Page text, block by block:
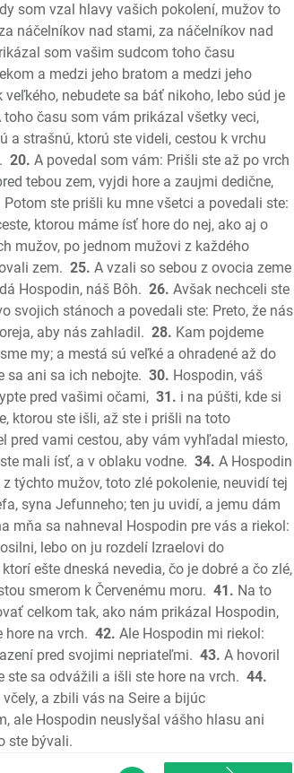
Plač Jeremiášov
Ezechiel
Daniel
Ozeáš
Joel
Amos
Obadiáš
Jonáš
Micheáš
Nahum
Abakuk
Sofoniáš
Aggeus
Zachariáš
Malachiáš
Nový zákon
Ev. Matúša
Ev. Marka
Ev. Lukáša
Ev. Jána
Skutky apoštolov
List Rimanom
1. List Korintským
2. List Korintským
Galatským
Efezským
Filipským
Kolosenským
1. Tesalonickým
2. Tesalonickým
1. Timoteovi
som vzal hlavy vašich pokolení, mužov to
náčelníkov nad stami, za náčelníkov nad
som vašim sudcom toho času
a medzi jeho bratom a medzi jeho
nebudete sa báť nikoho, lebo súd je
toho času som vám prikázal všetky veci,
a strašnú, ktorú ste videli, cestou k vrchu
20. A povedal som vám: Prišli ste až po vrch
tebou zem, vyjdi hore a zaujmi dedične,
Potom ste prišli ku mne všetci a povedali ste:
ktorou máme ísť hore do nej, ako aj o
mužov, po jednom mužovi z každého
zem. 25. A vzali so sebou z ovocia zeme
Hospodin, náš Bôh. 26. Avšak nechceli ste
svojich stánoch a povedali ste: Preto, že nás
aby nás zahladil. 28. Kam pojdeme
my; a mestá sú veľké a ohradené až do
sa ani sa ich nebojte. 30. Hospodin, váš
pred vašimi očami, 31. i na púšti, kde si
ktorou ste išli, až ste i prišli na toto
pred vami cestou, aby vám vyhľadal miesto,
mali ísť, a v oblaku vodne. 34. A Hospodin
týchto mužov, toto zlé pokolenie, neuvidí tej
syna Jefunneho; ten ju uvidí, a jemu dám
mňa sa nahneval Hospodin pre vás a riekol:
lebo on ju rozdelí Izraelovi do
ešte dneská nevedia, čo je dobré a čo zlé,
smerom k Červenému moru. 41. Na to
celkom tak, ako nám prikázal Hospodin,
na vrch. 42. Ale Hospodin mi riekol:
pred svojimi nepriateľmi. 43. A hovoril
sa odvážili a išli ste hore na vrch. 44.
a zbili vás na Seire a bijúc
ale Hospodin neuslyšal vášho hlasu ani
ste bývali.